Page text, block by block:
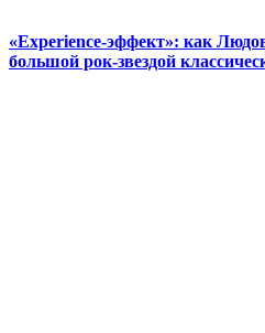
«Experience-эффект»: как
большой рок-звездой